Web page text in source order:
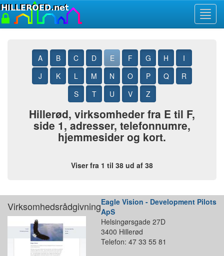
A B C D E F G H
I
J
K L M N O P Q
R
S
T U V Z
Hillerød, virksomheder fra E til F,
side 1, adresser, telefonnumre,
hjemmesider og kort.
Viser fra 1 til 38 ud af 38
VirksomhedsrådgivningEagle Vision - Development Pilots
ApS
Helsingørsgade 27D
3400 Hillerød
Telefon: 47 33 55 81